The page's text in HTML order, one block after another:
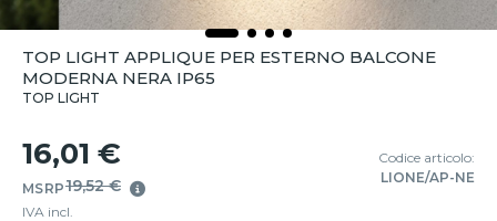
TOP LIGHT APPLIQUE PER ESTERNO BALCONE
MODERNA NERA IP65
TOP LIGHT
16,01 €
MSRP19,52 €
IVA incl.
Codice articolo:
LIONE/AP-NE